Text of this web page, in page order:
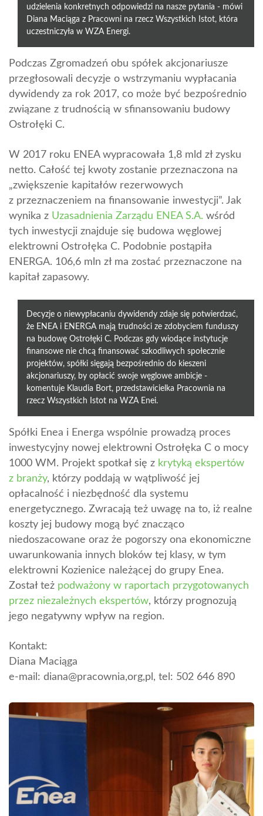
udzielenia konkretnych odpowiedzi na nasze pytania - mówi
Diana Maciąga z Pracowni na rzecz Wszystkich Istot, która
uczestniczyła w WZA Energi.
Podczas Zgromadzeń obu spółek akcjonariusze
przegłosowali decyzje o wstrzymaniu wypłacania
dywidendy za rok 2017, co może być bezpośrednio
związane z trudnością w sfinansowaniu budowy
Ostrołęki C.
W 2017 roku ENEA wypracowała 1,8 mld zł zysku
netto. Całość tej kwoty zostanie przeznaczona na
„zwiększenie kapitałów rezerwowych
z przeznaczeniem na finansowanie inwestycji”. Jak
wynika z Uzasadnienia Zarządu ENEA S.A. wśród
tych inwestycji znajduje się budowa węglowej
elektrowni Ostrołęka C. Podobnie postąpiła
ENERGA. 106,6 mln zł ma zostać przeznaczone na
kapitał zapasowy.
Decyzje o niewypłacaniu dywidendy zdaje się potwierdzać,
że ENEA i ENERGA mają trudności ze zdobyciem funduszy
na budowę Ostrołęki C. Podczas gdy wiodące instytucje
finansowe nie chcą finansować szkodliwych społecznie
projektów, spółki sięgają bezpośrednio do kieszeni
akcjonariuszy, by opłacić swoje węglowe ambicje -
komentuje Klaudia Bort, przedstawicielka Pracownia na
rzecz Wszystkich Istot na WZA Enei.
Spółki Enea i Energa wspólnie prowadzą proces
inwestycyjny nowej elektrowni Ostrołęka C o mocy
1000 WM. Projekt spotkał się z krytyką ekspertów
z branży, którzy poddają w wątpliwość jej
opłacalność i niezbędność dla systemu
energetycznego. Zwracają też uwagę na to, iż realne
koszty jej budowy mogą być znacząco
niedoszacowane oraz że pogorszy ona ekonomiczne
uwarunkowania innych bloków tej klasy, w tym
elektrowni Kozienice należącej do grupy Enea.
Został też podważony w raportach przygotowanych
przez niezależnych ekspertów, którzy prognozują
jego negatywny wpływ na region.
Kontakt:
Diana Maciąga
e-mail: diana@pracownia,org,pl, tel: 502 646 890